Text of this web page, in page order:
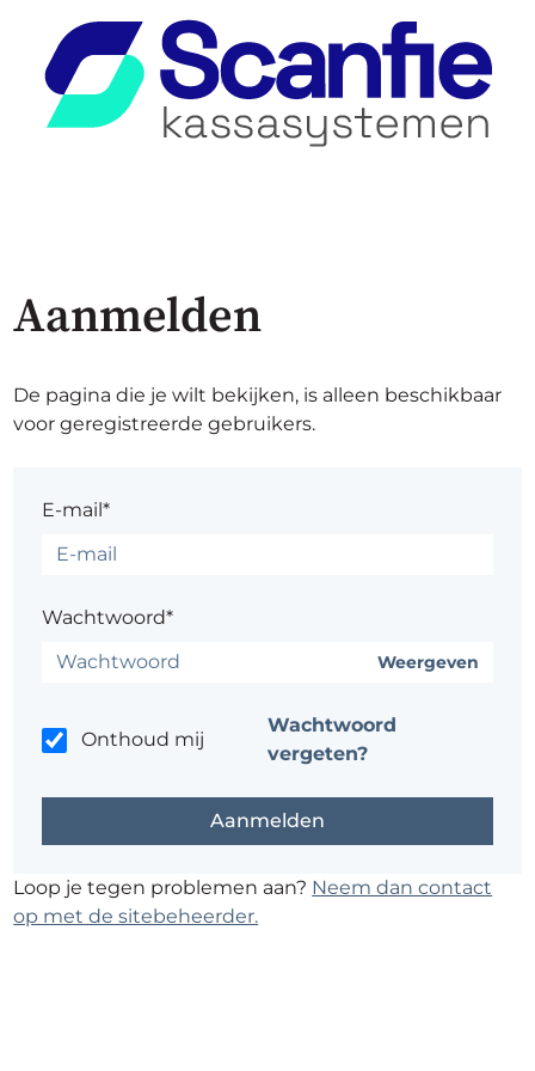
Aanmelden
De pagina die je wilt bekijken, is alleen beschikbaar
voor geregistreerde gebruikers.
E-mail*
Wachtwoord*
Weergeven
Onthoud mij
Wachtwoord
vergeten?
Loop je tegen problemen aan? Neem dan contact
op met de sitebeheerder.